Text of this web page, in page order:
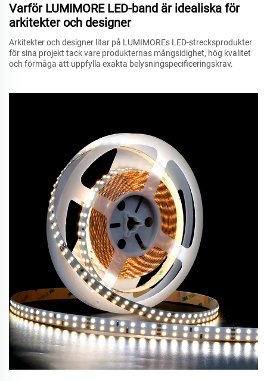
Varför LUMIMORE LED-band är idealiska för
arkitekter och designer
Arkitekter och designer litar på LUMIMOREs LED-strecksprodukter
för sina projekt tack vare produkternas mångsidighet, hög kvalitet
och förmåga att uppfylla exakta belysningspecificeringskrav.